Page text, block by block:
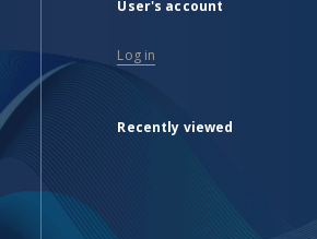
User's account
Log in
Recently viewed